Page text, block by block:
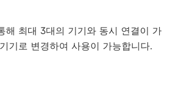
해 최대 3대의 기기와 동시 연결이 가
기로 변경하여 사용이 가능합니다.